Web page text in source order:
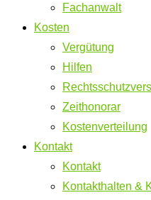
Fachanwalt
Kosten
Vergütung
Hilfen
Zeithonorar
Kostenverteilung
Kontakt
Kontakt
Kontakthalten &